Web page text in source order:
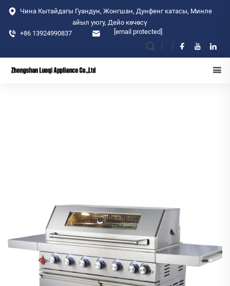
Чина Кытайдагы Гуандун, Жонгшан, Дунфенг катасы, Минле
айыл уюгу, Дейо көчөсү
+86 13924990837
[email protected]